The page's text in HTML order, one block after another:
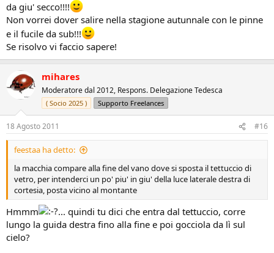
da giu' secco!!!!
Non vorrei dover salire nella stagione autunnale con le pinne
e il fucile da sub!!!
Se risolvo vi faccio sapere!
mihares
Moderatore dal 2012, Respons. Delegazione Tedesca
( Socio 2025 ) Supporto Freelances
18 Agosto 2011 #16
feestaa ha detto:
la macchia compare alla fine del vano dove si sposta il tettuccio di
vetro, per intenderci un po' piu' in giu' della luce laterale destra di
cortesia, posta vicino al montante
Hmmm
... quindi tu dici che entra dal tettuccio, corre
lungo la guida destra fino alla fine e poi gocciola da lì sul
cielo?